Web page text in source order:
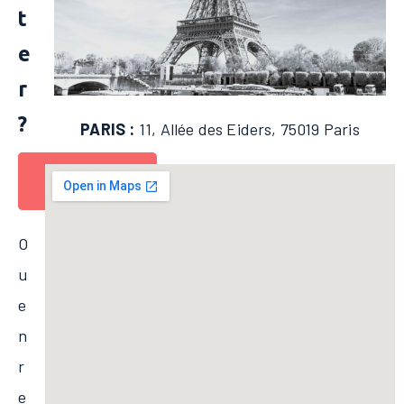
t
e
r
?
Par
téléphone
Par
email
O
u
e
n
r
e
PARIS : 11, Allée des Eiders, 75019 Paris